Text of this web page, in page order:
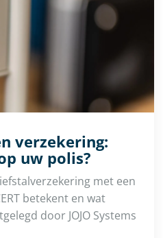
verzekering:
uw polis?
met een
betekent en wat
door JOJO Systems